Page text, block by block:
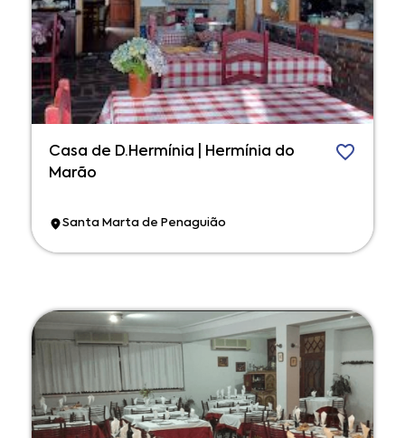
Casa de D.Hermínia | Hermínia do
Marão
Santa Marta de Penaguião